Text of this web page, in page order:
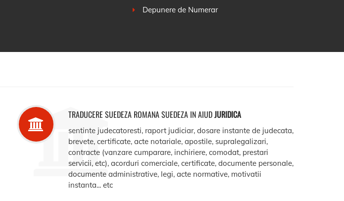
Depunere de Numerar
TRADUCERE SUEDEZA ROMANA SUEDEZA IN AIUDJURIDICA
sentinte judecatoresti, raport judiciar, dosare instante de judecata,
brevete, certificate, acte notariale, apostile, supralegalizari,
contracte (vanzare cumparare, inchiriere, comodat, prestari
servicii, etc), acorduri comerciale, certificate, documente personale,
documente administrative, legi, acte normative, motivatii
instanta... etc